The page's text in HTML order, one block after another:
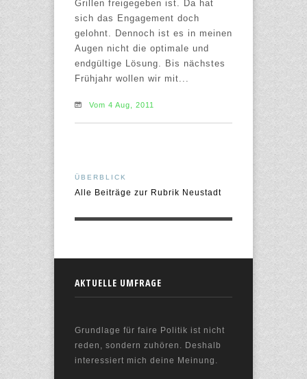
Grillen freigegeben ist. Da hat
sich das Engagement doch
gelohnt. Dennoch ist es in meinen
Augen nicht die optimale und
endgültige Lösung. Bis nächstes
Frühjahr wollen wir mit...
Vom 4 Aug, 2011
ÜBERBLICK
Alle Beiträge zur Rubrik Neustadt
AKTUELLE UMFRAGE
Grundlage für faire Politik ist nicht
reden, sondern zuhören. Deshalb
interessiert mich deine Meinung.